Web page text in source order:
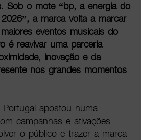
Sob o mote “bp, a energia do
a marca volta a marcar
eventos musicais do
é reavivar uma parceria
inovação e da
nos grandes momentos
apostou numa
campanhas e ativações
o público e trazer a marca